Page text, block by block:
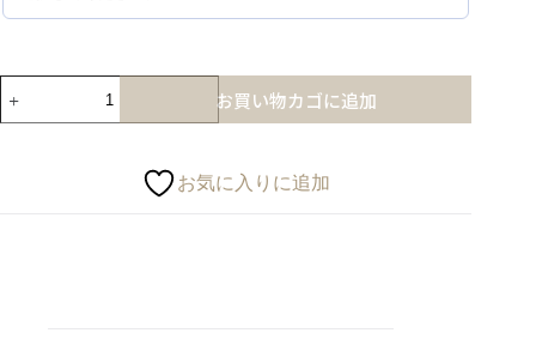
お買い物カゴに追加
お気に入りに追加